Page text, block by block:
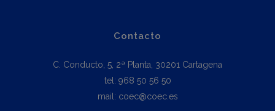
Contacto
C. Conducto, 5, 2ª Planta, 30201 Cartagena
tel: 968 50 56 50
mail: coec@coec.es